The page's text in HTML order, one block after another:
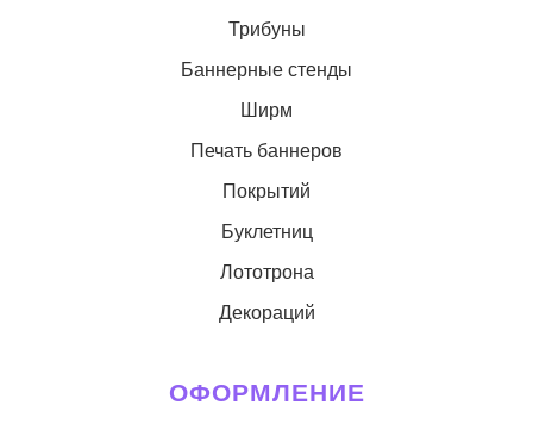
Трибуны
Баннерные стенды
Ширм
Печать баннеров
Покрытий
Буклетниц
Лототрона
Декораций
ОФОРМЛЕНИЕ